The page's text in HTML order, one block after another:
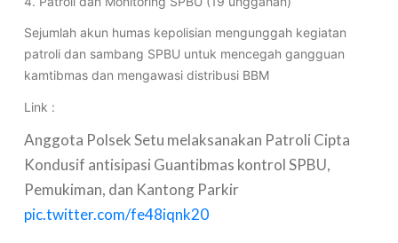
Sejumlah akun humas kepolisian mengunggah kegiatan
patroli dan sambang SPBU untuk mencegah gangguan
kamtibmas dan mengawasi distribusi BBM
Link :
Anggota Polsek Setu melaksanakan Patroli Cipta
Kondusif antisipasi Guantibmas kontrol SPBU,
Pemukiman, dan Kantong Parkir
pic.twitter.com/fe48iqnk20